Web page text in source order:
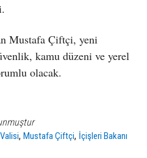
Mustafa Çiftçi, yeni
kamu düzeni ve yerel
olacak.
,Mustafa Çiftçi, İçişleri Bakanı